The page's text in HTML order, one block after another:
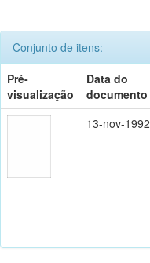
Conjunto de itens:
Pré-
visualização
Data do
documento
13-nov-1992